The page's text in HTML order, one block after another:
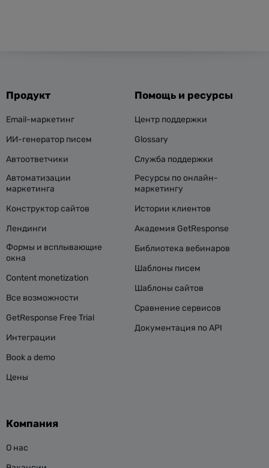
Продукт
Email-маркетинг
ИИ-генератор писем
Автоответчики
Автоматизации
маркетинга
Конструктор сайтов
Лендинги
Формы и всплывающие
окна
Content monetization
Все возможности
GetResponse Free Trial
Интеграции
Book a demo
Цены
Помощь и ресурсы
Центр поддержки
Glossary
Служба поддержки
Ресурсы по онлайн-
маркетингу
Истории клиентов
Академия GetResponse
Библиотека вебинаров
Шаблоны писем
Шаблоны сайтов
Сравнение сервисов
Документация по API
Компания
О нас